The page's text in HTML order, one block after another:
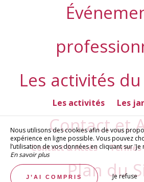
Les activités
Les activités Les
Contact et
Contact & Accès
Plan du
Nous utilisons des cookies afin de vous
expérience en ligne possible. Vous pouvez
l’utilisation de vos données en cliquant sur 'Je
En savoir plus
J’AI COMPRIS Je refuse